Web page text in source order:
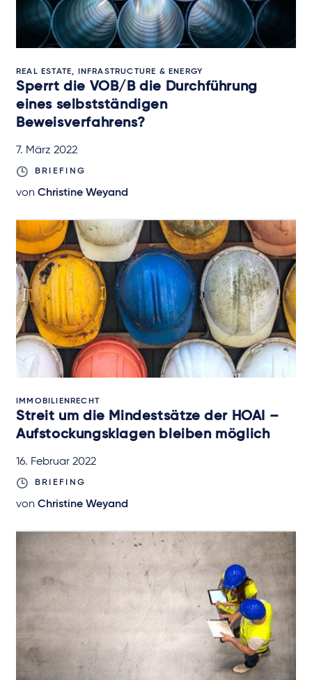
REAL ESTATE, INFRASTRUCTURE & ENERGY
Sperrt die VOB/B die Durchführung
eines selbstständigen
Beweisverfahrens?
7. März 2022
BRIEFING
von Christine Weyand
IMMOBILIENRECHT
Streit um die Mindestsätze der HOAI –
Aufstockungsklagen bleiben möglich
16. Februar 2022
BRIEFING
von Christine Weyand